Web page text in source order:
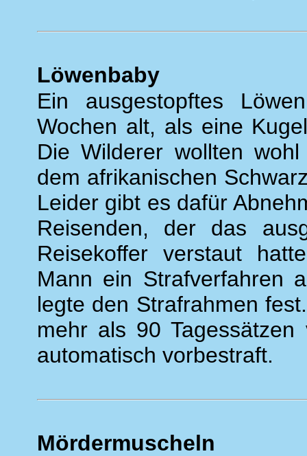
Löwenbaby
Ein ausgestopftes
Wochen alt, als eine
Die Wilderer wollten
dem afrikanischen
Leider gibt es dafür
Reisenden, der das
Reisekoffer verstaut
Mann ein Strafverfahren
legte den Strafrahmen
mehr als 90
automatisch vorbestraft.
Mördermuscheln